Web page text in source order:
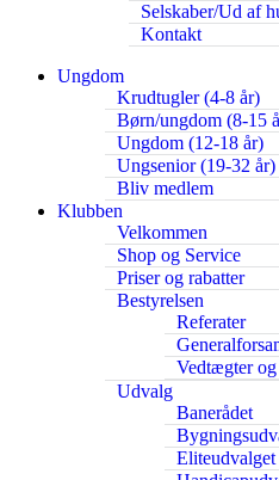
Selskaber/Ud af
Kontakt
Ungdom
Krudtugler (4-8 år)
Børn/ungdom (8-15
Ungdom (12-18 år)
Ungsenior (19-32 år)
Bliv medlem
Klubben
Velkommen
Shop og Service
Priser og rabatter
Bestyrelsen
Referater
Vedtægter
Udvalg
Banerådet
Eliteudvalget